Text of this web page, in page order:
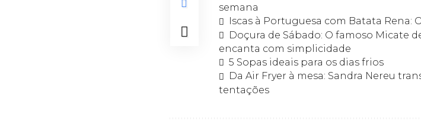
semana
Iscas à Portuguesa com Batata
Doçura de Sábado: O famoso Micate
encanta com simplicidade
5 Sopas ideais para os dias frios
Da Air Fryer à mesa: Sandra Nereu
tentações